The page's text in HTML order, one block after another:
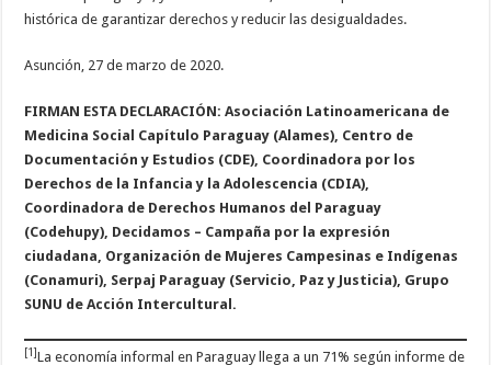
histórica de garantizar derechos y reducir las desigualdades.
Asunción, 27 de marzo de 2020.
FIRMAN ESTA DECLARACIÓN: Asociación Latinoamericana de
Medicina Social Capítulo Paraguay (Alames), Centro de
Documentación y Estudios (CDE), Coordinadora por los
Derechos de la Infancia y la Adolescencia (CDIA),
Coordinadora de Derechos Humanos del Paraguay
(Codehupy), Decidamos – Campaña por la expresión
ciudadana, Organización de Mujeres Campesinas e Indígenas
(Conamuri), Serpaj Paraguay (Servicio, Paz y Justicia), Grupo
SUNU de Acción Intercultural.
[1]La economía informal en Paraguay llega a un 71% según informe de